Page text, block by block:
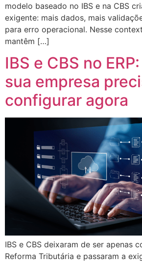
modelo baseado no IBS e na CBS
exigente: mais dados, mais
para erro operacional. Nesse
mantêm […]
IBS e CBS no
sua empresa
configurar agora
IBS e CBS deixaram de ser apenas
Reforma Tributária e passaram a